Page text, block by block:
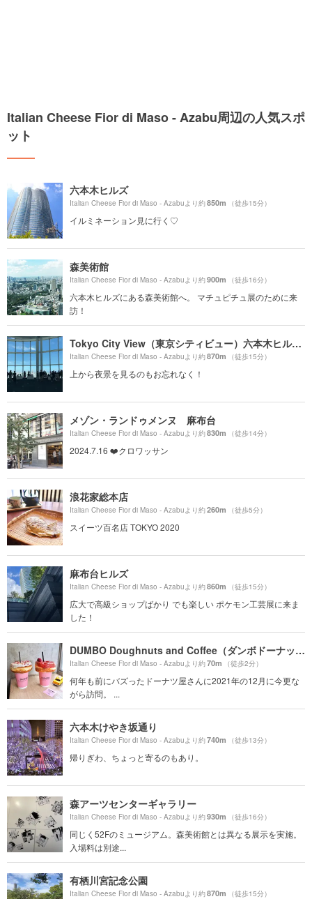
Italian Cheese Fior di Maso - Azabu周辺の人気スポ
ット
六本木ヒルズ
Italian Cheese Fior di Maso - Azabuより約850m （徒歩15分）
イルミネーション見に行く♡
森美術館
Italian Cheese Fior di Maso - Azabuより約900m （徒歩16分）
六本木ヒルズにある森美術館へ。 マチュピチュ展のために来
訪！
Tokyo City View（東京シティビュー）六本木ヒルズ展望台
Italian Cheese Fior di Maso - Azabuより約870m （徒歩15分）
上から夜景を見るのもお忘れなく！
メゾン・ランドゥメンヌ 麻布台
Italian Cheese Fior di Maso - Azabuより約830m （徒歩14分）
2024.7.16 ❤️クロワッサン
浪花家総本店
Italian Cheese Fior di Maso - Azabuより約260m （徒歩5分）
スイーツ百名店 TOKYO 2020
麻布台ヒルズ
Italian Cheese Fior di Maso - Azabuより約860m （徒歩15分）
広大で高級ショップばかり でも楽しい ポケモン工芸展に来ま
した！
DUMBO Doughnuts and Coffee（ダンボドーナッツ＆コーヒー）
Italian Cheese Fior di Maso - Azabuより約70m （徒歩2分）
何年も前にバズったドーナツ屋さんに2021年の12月に今更な
がら訪問。 ...
六本木けやき坂通り
Italian Cheese Fior di Maso - Azabuより約740m （徒歩13分）
帰りぎわ、ちょっと寄るのもあり。
森アーツセンターギャラリー
Italian Cheese Fior di Maso - Azabuより約930m （徒歩16分）
同じく52Fのミュージアム。森美術館とは異なる展示を実施。
入場料は別途...
有栖川宮記念公園
Italian Cheese Fior di Maso - Azabuより約870m （徒歩15分）